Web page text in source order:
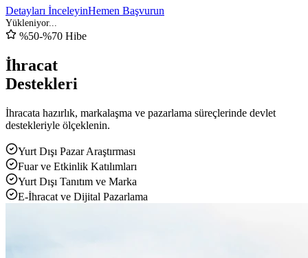
Detayları İnceleyinHemen Başvurun
%50-%70 Hibe
İhracat
Destekleri
İhracata hazırlık, markalaşma ve pazarlama süreçlerinde devlet
destekleriyle ölçeklenin.
Yurt Dışı Pazar Araştırması
Fuar ve Etkinlik Katılımları
Yurt Dışı Tanıtım ve Marka
E-İhracat ve Dijital Pazarlama